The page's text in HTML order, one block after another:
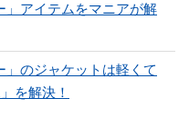
」アイテムをマニアが解
」のジャケットは軽くて
を解決！